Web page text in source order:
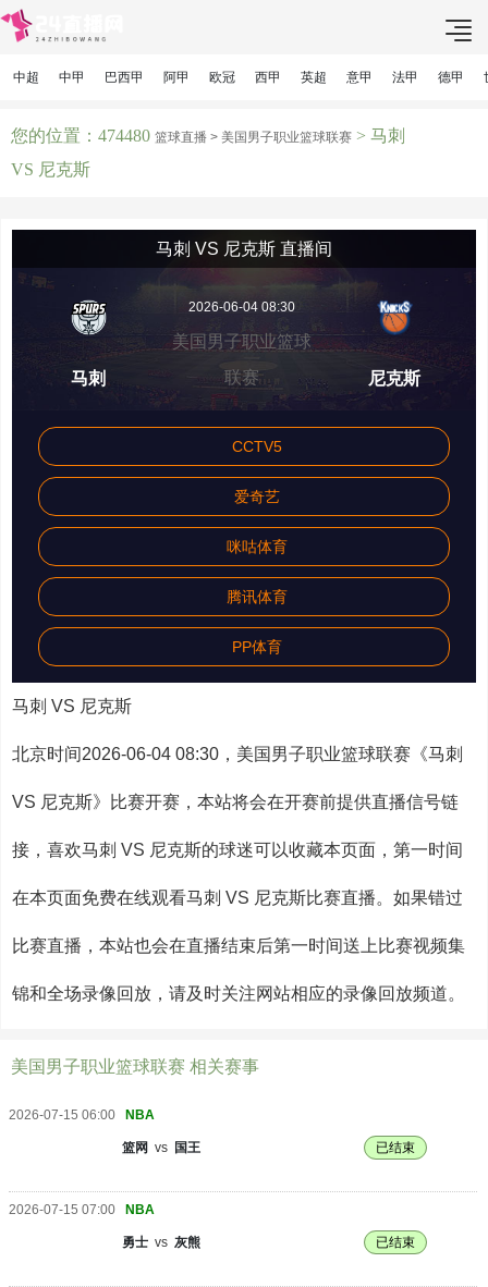
中超 中甲 巴西甲 阿甲 欧冠 西甲 英超 意甲 法甲 德甲
您的位置：474480 篮球直播 > 美国男子职业篮球联赛 > 马刺
VS 尼克斯
马刺 VS 尼克斯 直播间
马刺
2026-06-04 08:30
美国男子职业篮球
联赛
尼克斯
CCTV5
爱奇艺
咪咕体育
腾讯体育
PP体育
马刺 VS 尼克斯
北京时间2026-06-04 08:30，美国男子职业篮球联赛《马刺
VS 尼克斯》比赛开赛，本站将会在开赛前提供直播信号链
接，喜欢马刺 VS 尼克斯的球迷可以收藏本页面，第一时间
在本页面免费在线观看马刺 VS 尼克斯比赛直播。如果错过
比赛直播，本站也会在直播结束后第一时间送上比赛视频集
锦和全场录像回放，请及时关注网站相应的录像回放频道。
美国男子职业篮球联赛 相关赛事
2026-07-15 06:00 NBA
篮网 vs 国王 已结束
2026-07-15 07:00 NBA
勇士 vs 灰熊 已结束